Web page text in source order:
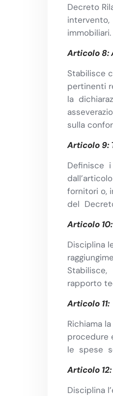
Decreto
immobiliari.
Articolo 8:
Stabilisce
pertinenti
la
sulla
Articolo 9:
Definisce
fornitori o,
del
Articolo
Disciplina
Stabilisce,
rapporto
Articolo
Richiama
procedure
le spese
Articolo
Disciplina